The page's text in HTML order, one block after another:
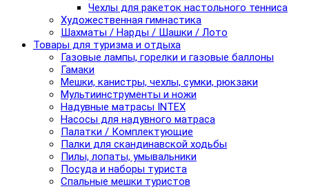
Чехлы для ракеток настольного тенниса
Художественная гимнастика
Шахматы / Нарды / Шашки / Лото
Товары для туризма и отдыха
Газовые лампы, горелки и газовые баллоны
Гамаки
Мешки, канистры, чехлы, сумки, рюкзаки
Мультиинструменты и ножи
Надувные матрасы INTEX
Насосы для надувного матраса
Палатки / Комплектующие
Палки для скандинавской ходьбы
Пилы, лопаты, умывальники
Посуда и наборы туриста
Спальные мешки туристов